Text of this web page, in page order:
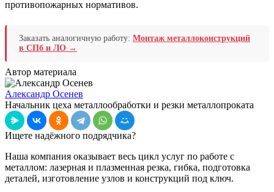
противопожарных нормативов.
Заказать аналогичную работу: Монтаж металлоконструкций
в СПб и ЛО →
Автор материала
Александр Осенев
Начальник цеха металлообработки и резки металлопроката
Ищете надёжного подрядчика?
Наша компания оказывает весь цикл услуг по работе с
металлом: лазерная и плазменная резка, гибка, подготовка
деталей, изготовление узлов и конструкций под ключ.